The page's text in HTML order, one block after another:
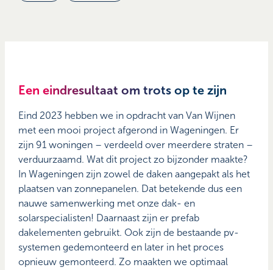
Een eindresultaat om trots op te zijn
Eind 2023 hebben we in opdracht van Van Wijnen
met een mooi project afgerond in Wageningen. Er
zijn 91 woningen – verdeeld over meerdere straten –
verduurzaamd. Wat dit project zo bijzonder maakte?
In Wageningen zijn zowel de daken aangepakt als het
plaatsen van zonnepanelen. Dat betekende dus een
nauwe samenwerking met onze dak- en
solarspecialisten! Daarnaast zijn er prefab
dakelementen gebruikt. Ook zijn de bestaande pv-
systemen gedemonteerd en later in het proces
opnieuw gemonteerd. Zo maakten we optimaal